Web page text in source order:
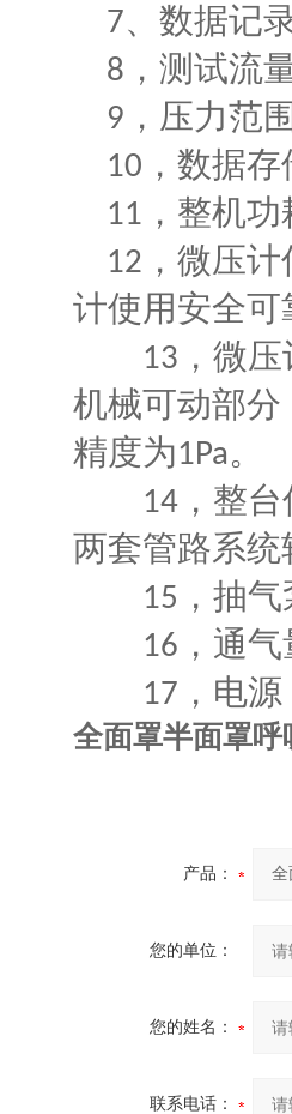
7、数据记
8 ， 测试流
9 ， 压力范
10 ， 数据存
11 ， 整机功
12 ， 微压计
计使用安全可
13 ， 微压
机械可动部
精度为1Pa。
14 ， 整台
两套管路系
15 ， 抽气
16 ， 通气
17 ， 电源
全面罩半面罩
产品：
您的单位：
您的姓名：
联系电话：